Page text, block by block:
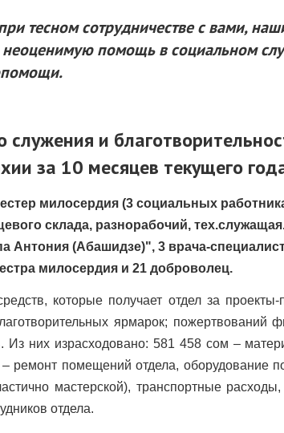
тесном сотрудничестве с вами,
помощь в социальном
и
за 10 месяцев текущего
милосердия (3 социальных
склада, разнорабочий,
Антония (Абашидзе)", 3 врача-
милосердия и 21 доброволец.
которые получает отдел за
ярмарок; пожертвований
Из них израсходовано: 581 458 сом –
помещений отдела, оборудование
мастерской), транспортные
отдела.